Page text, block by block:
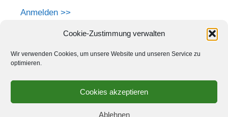
Cookie-Zustimmung verwalten
Wir verwenden Cookies, um unsere Website und unseren Service zu
optimieren.
Cookies akzeptieren
Ablehnen
Anmelden >>